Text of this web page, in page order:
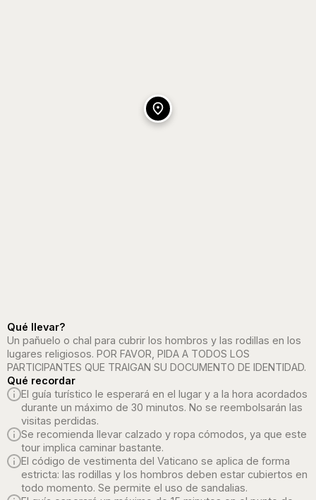
Qué llevar?
Un pañuelo o chal para cubrir los hombros y las rodillas en los
lugares religiosos. POR FAVOR, PIDA A TODOS LOS
PARTICIPANTES QUE TRAIGAN SU DOCUMENTO DE IDENTIDAD.
Qué recordar
El guía turístico le esperará en el lugar y a la hora acordados
durante un máximo de 30 minutos. No se reembolsarán las
visitas perdidas.
Se recomienda llevar calzado y ropa cómodos, ya que este
tour implica caminar bastante.
El código de vestimenta del Vaticano se aplica de forma
estricta: las rodillas y los hombros deben estar cubiertos en
todo momento. Se permite el uso de sandalias.